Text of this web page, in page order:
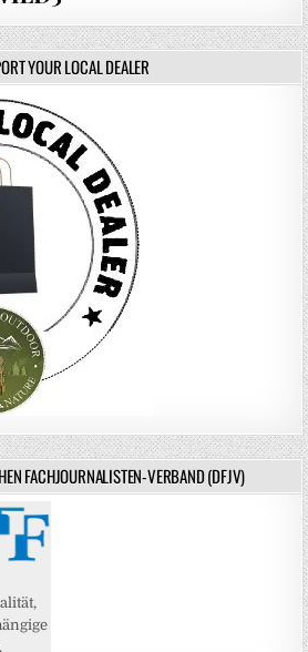
YOUR LOCAL DEALER
FACHJOURNALISTEN-VERBAND (DFJV)